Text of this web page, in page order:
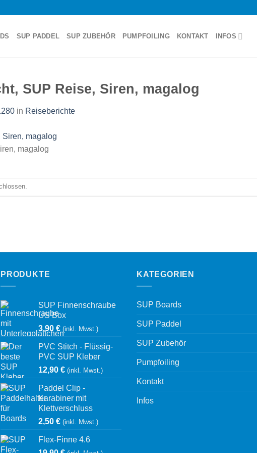
SUP PADDEL SUP ZUBEHÖR PUMPFOILING KONTAKT INFOS
SUP Reise, Siren, magalog
in Reiseberichte
magalog
PRODUKTE
SUP Finnenschraube
US Box
3,90 € (inkl. Mwst.)
PVC Stitch - Flüssig-
PVC SUP Kleber
12,90 € (inkl. Mwst.)
Paddel Clip -
Karabiner mit
Klettverschluss
2,50 € (inkl. Mwst.)
Flex-Finne 4.6
KATEGORIEN
SUP Boards
SUP Paddel
SUP Zubehör
Pumpfoiling
Kontakt
Infos